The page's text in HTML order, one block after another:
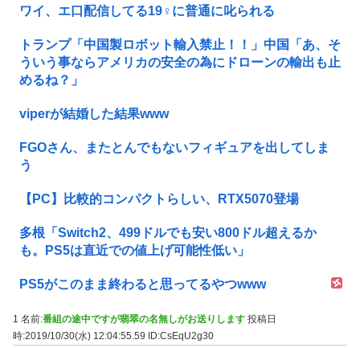
ワイ、エ口配信してる19♀に普通に叱られる
トランプ「中国製ロボット輸入禁止！！」中国「あ、そ
ういう事ならアメリカの安全の為にドローンの輸出も止
めるね？」
viperが結婚した結果www
FGOさん、またとんでもないフィギュアを出してしま
う
【PC】比較的コンパクトらしい、RTX5070登場
多根「Switch2、499ドルでも安い800ドル超えるか
も。PS5は直近での値上げ可能性低い」
PS5がこのまま終わると思ってるやつwww
1 名前:番組の途中ですが翡翠の名無しがお送りします 投稿日
時:2019/10/30(水) 12:04:55.59
ID:CsEqU2g30